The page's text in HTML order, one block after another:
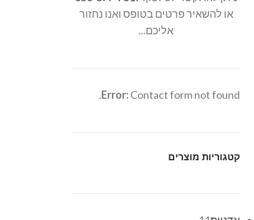
או להשאיר פרטים בטופס ואנו נחזור
אליכם...
Error:Contact form not found.
קטגוריות מוצרים